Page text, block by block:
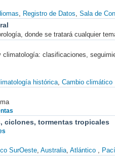
Registro de Datos Sala de
donde se tratará cualquier
climatología: clasificaciones,
histórica Cambio climático
ciclones, tormentas tropicales
SurOeste Australia Atlántico